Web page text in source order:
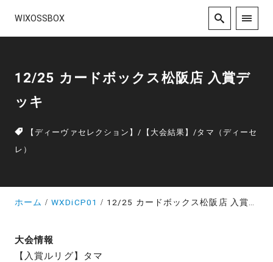
WIXOSSBOX
12/25 カードボックス松阪店 入賞デ
ッキ
【ディーヴァセレクション】/ 【大会結果】/タマ（ディーセ
レ）
ホーム WXDiCP01 12/25 カードボックス松阪店 入賞デッキ
大会情報
【入賞ルリグ】タマ